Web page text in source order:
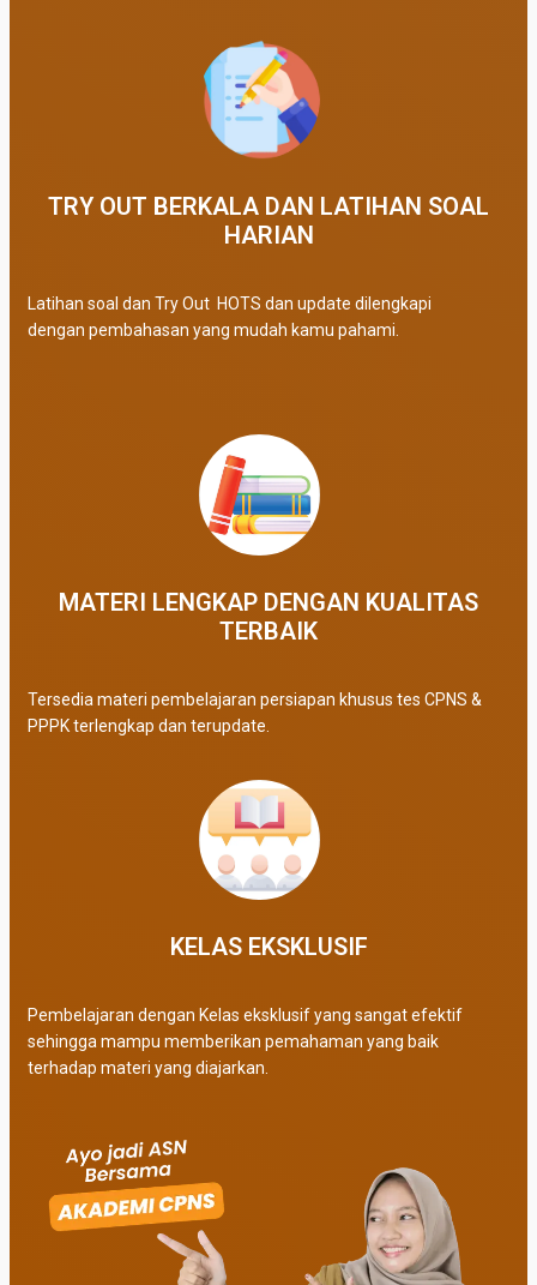
TRY OUT BERKALA DAN LATIHAN SOAL
HARIAN
Latihan soal dan Try Out HOTS dan update dilengkapi
dengan pembahasan yang mudah kamu pahami.
MATERI LENGKAP DENGAN KUALITAS
TERBAIK​
Tersedia materi pembelajaran persiapan khusus tes CPNS &
PPPK terlengkap dan terupdate.
KELAS EKSKLUSIF​
Pembelajaran dengan Kelas eksklusif yang sangat efektif
sehingga mampu memberikan pemahaman yang baik
terhadap materi yang diajarkan.